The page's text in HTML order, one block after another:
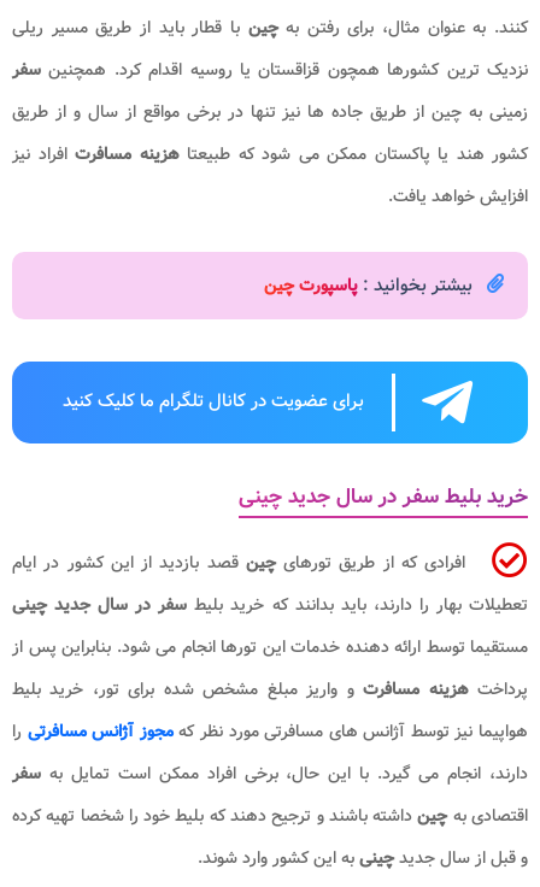
کنند. به عنوان مثال، برای رفتن بهچین با قطار باید از طریق مسیر ریلی
نزدیک ترین کشورها همچون قزاقستان یا روسیه اقدام کرد. همچنین سفر
زمینی به چین از طریق جاده ها نیز تنها در برخی مواقع از سال و از طریق
کشور هند یا پاکستان ممکن می شود که طبیعتاهزینه مسافرت افراد نیز
افزایش خواهد یافت.
بیشتر بخوانید : پاسپورت چین
برای عضویت در کانال تلگرام ما کلیک کنید
خرید بلیط سفر در سال جدید چینی
افرادی که از طریق تورهایچین قصد بازدید از این کشور در ایام
تعطیلات بهار را دارند، باید بدانند که خرید بلیط سفر در سال جدید چینی
مستقیما توسط ارائه دهنده خدمات این تورها انجام می شود. بنابراین پس از
پرداختهزینه مسافرتو واریز مبلغ مشخص شده برای تور، خرید بلیط
هواپیما نیز توسط آژانس های مسافرتی مورد نظر کهمجوز آژانس مسافرتی را
دارند، انجام می گیرد. با این حال، برخی افراد ممکن است تمایل به سفر
اقتصادی بهچینداشته باشند و ترجیح دهند که بلیط خود را شخصا تهیه کرده
و قبل از سال جدیدچینیبه این کشور وارد شوند.